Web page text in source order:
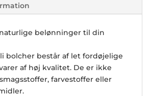
belønninger til din
bolcher består af let fordøjelige
af høj kvalitet. De er ikke
farvestoffer eller